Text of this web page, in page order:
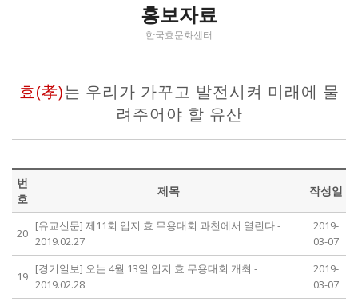
홍보자료
한국효문화센터
효(孝)는 우리가 가꾸고 발전시켜 미래에 물
려주어야 할 유산
번
호
제목 작성일
20
[유교신문] 제11회 입지 효 무용대회 과천에서 열린다 -
2019.02.27
2019-
03-07
19
[경기일보] 오는 4월 13일 입지 효 무용대회 개최 -
2019.02.28
2019-
03-07